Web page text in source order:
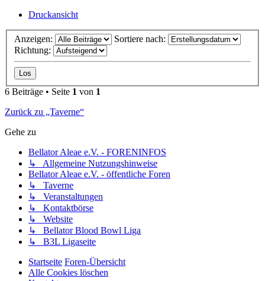
Druckansicht
Anzeigen:
Sortiere nach:
Richtung:
6 Beiträge • Seite 1 von 1
Zurück zu „Taverne“
Gehe zu
Bellator Aleae e.V. - FORENINFOS
↳ Allgemeine Nutzungshinweise
Bellator Aleae e.V. - öffentliche Foren
↳ Taverne
↳ Veranstaltungen
↳ Kontaktbörse
↳ Website
↳ Bellator Blood Bowl Liga
↳ B3L Ligaseite
Startseite Foren-Übersicht
Alle Cookies löschen